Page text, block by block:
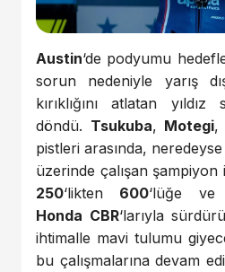
Austin‘de podyumu
sorun nedeniyle yarış
kırıklığını atlatan
döndü. Tsukuba, Motegi,
pistleri arasında,
üzerinde çalışan şampiyon
250‘likten 600‘lüğe ve
Honda CBR‘larıyla
ihtimalle mavi tulumu
bu çalışmalarına devam